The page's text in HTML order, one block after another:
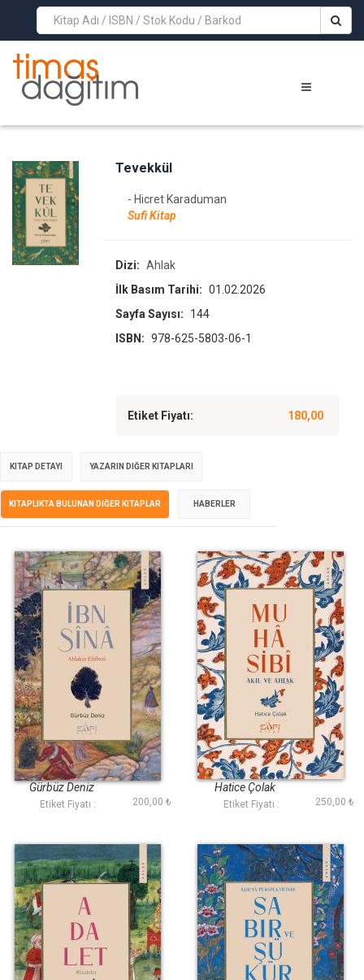
>
Tevekkül
- Hicret Karaduman
Sufi Kitap
Dizi: Ahlak
İlk Basım Tarihi: 01.02.2026
Sayfa Sayısı:
144
ISBN: 978-625-5803-06-1
Etiket Fiyatı: 180,00
KITAP DETAYI YAZARIN DIĞER KITAPLARI
KITAPLIKTA BULUNAN DIĞER KITAPLAR HABERLER
İbn Sina
Gürbüz Deniz
Etiket Fiyatı : 200,00 ₺
Muhasibi
Hatice Çolak
Etiket Fiyatı : 250,00 ₺